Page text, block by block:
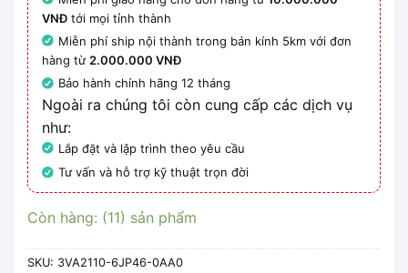
VNĐ tới mọi tỉnh thành
Miễn phí ship nội thành trong bán kính 5km với đơn
hàng từ2.000.000 VNĐ
Bảo hành chính hãng 12 tháng
Ngoài ra chúng tôi còn cung cấp các dịch vụ
như:
Lắp đặt và lập trình theo yêu cầu
Tư vấn và hỗ trợ kỹ thuật trọn đời
Còn hàng: (11) sản phẩm
SKU: 3VA2110-6JP46-0AA0